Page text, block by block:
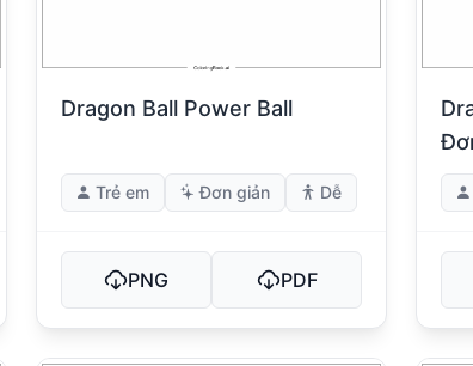
Dragon Ball Power Ball
Trẻ em Đơn giản Dễ
PNG PDF